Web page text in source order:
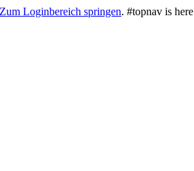
Zum Loginbereich springen. #topnav is here